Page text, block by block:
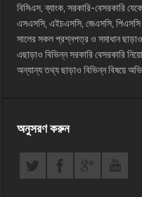
বিসিএস, ব্যাংক, সরকারি-বেসরকারি
এসএসসি, এইচএসসি, জেএসসি, পিএসসি
সালের সকল প্রশ্নপত্র ও সমাধান
এছাড়াও বিভিন্ন সরকারি বেসরকারি
অন্যান্য তথ্য ছাড়াও বিভিন্ন বিষয়ে
অনুসরণ করুন